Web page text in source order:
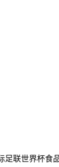
足联世界杯食